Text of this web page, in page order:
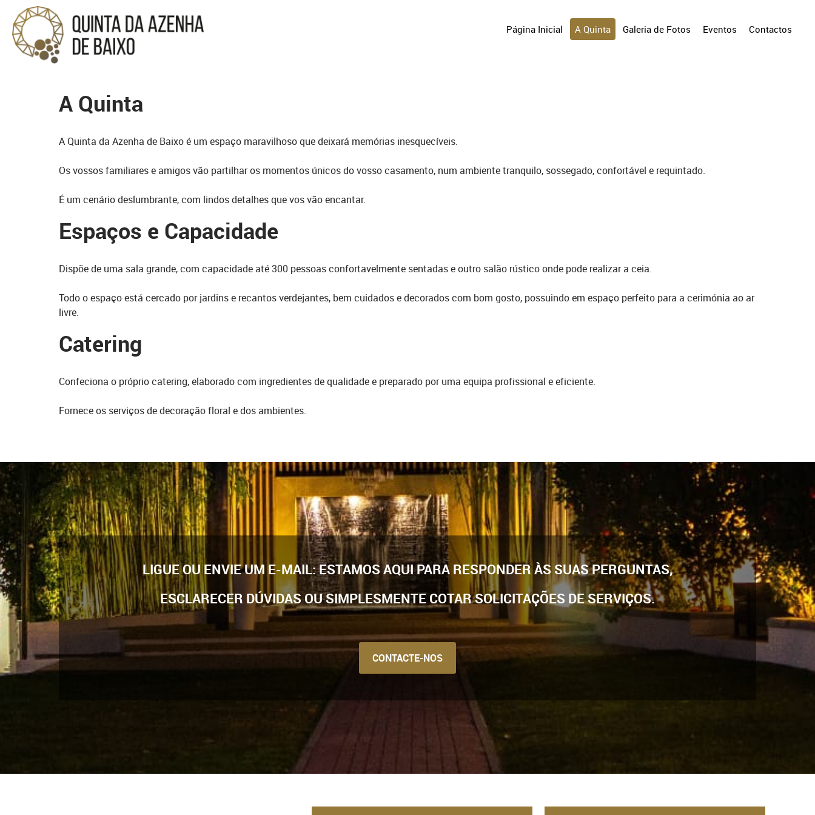
Página Inicial A Quinta Galeria de Fotos Eventos Contactos
A Quinta
A Quinta da Azenha de Baixo é um espaço maravilhoso que deixará memórias inesquecíveis.
Os vossos familiares e amigos vão partilhar os momentos únicos do vosso casamento, num ambiente tranquilo, sossegado, confortável e requintado.
É um cenário deslumbrante, com lindos detalhes que vos vão encantar.
Espaços e Capacidade
Dispõe de uma sala grande, com capacidade até 300 pessoas confortavelmente sentadas e outro salão rústico onde pode realizar a ceia.
Todo o espaço está cercado por jardins e recantos verdejantes, bem cuidados e decorados com bom gosto, possuindo em espaço perfeito para a cerimónia ao ar
livre.
Catering
Confeciona o próprio catering, elaborado com ingredientes de qualidade e preparado por uma equipa profissional e eficiente.
Fornece os serviços de decoração floral e dos ambientes.
LIGUE OU ENVIE UM E-MAIL: ESTAMOS AQUI PARA RESPONDER ÀS SUAS PERGUNTAS,
ESCLARECER DÚVIDAS OU SIMPLESMENTE COTAR SOLICITAÇÕES DE SERVIÇOS.
CONTACTE-NOS